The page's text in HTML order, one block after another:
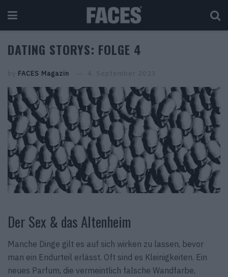
DATING STORYS: FOLGE 4
by FACES Magazin 4. September 2023
Der Sex & das Altenheim
Manche Dinge gilt es auf sich wirken zu lassen, bevor
man ein Endurteil erlässt. Oft sind es Kleinigkeiten. Ein
neues Parfum, die vermeintlich falsche Wandfarbe,